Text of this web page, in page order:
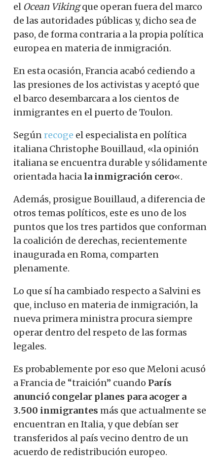
el Ocean Vikingque operan fuera del marco
de las autoridades públicas y, dicho sea de
paso, de forma contraria a la propia política
europea en materia de inmigración.
En esta ocasión, Francia acabó cediendo a
las presiones de los activistas y aceptó que
el barco desembarcara a los cientos de
inmigrantes en el puerto de Toulon.
Segúnrecoge el especialista en política
italiana Christophe Bouillaud, «la opinión
italiana se encuentra durable y sólidamente
orientada hacia la inmigración cero«.
Además, prosigue Bouillaud, a diferencia de
otros temas políticos, este es uno de los
puntos que los tres partidos que conforman
la coalición de derechas, recientemente
inaugurada en Roma, comparten
plenamente.
Lo que sí ha cambiado respecto a Salvini es
que, incluso en materia de inmigración, la
nueva primera ministra procura siempre
operar dentro del respeto de las formas
legales.
Es probablemente por eso que Meloni acusó
a Francia de “traición” cuando París
anunció congelar planes para acoger a
3.500 inmigrantes más que actualmente se
encuentran en Italia, y que debían ser
transferidos al país vecino dentro de un
acuerdo de redistribución europeo.